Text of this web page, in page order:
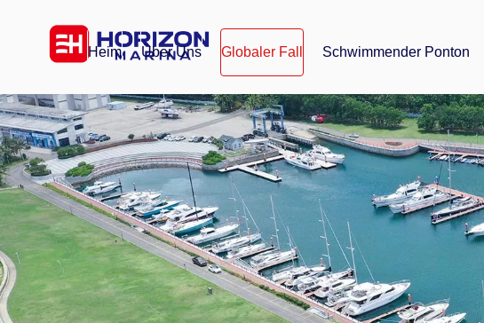
Heim Über Uns Globaler Fall Schwimmender Ponton